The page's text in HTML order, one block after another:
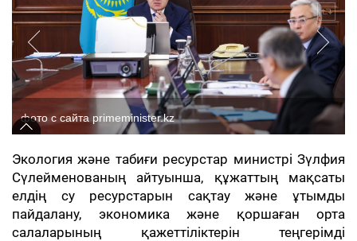
фото с сайта primeminister.kz
Экология және табиғи ресурстар министрі Зүлфия
Сүлейменованың айтуынша, құжаттың мақсаты
елдің су ресурстарын сақтау және ұтымды
пайдалану, экономика және қоршаған орта
салаларының қажеттіліктерін теңгерімді